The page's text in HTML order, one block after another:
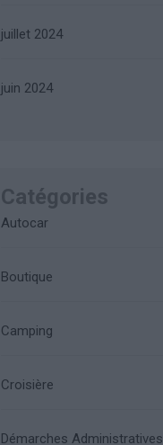
juillet 2024
juin 2024
Catégories
Autocar
Boutique
Camping
Croisière
Démarches Administratives